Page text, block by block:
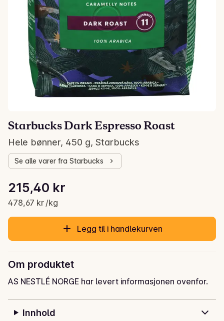
Starbucks Dark Espresso Roast
Hele bønner, 450 g, Starbucks
Se alle varer fra Starbucks
Gjeldende pris er: 215,40 kr
215,40 kr
478,67 kr /kg
Stykkpris: 478,67 kr /kg
Legg til i handlekurven
Om produktet
AS NESTLÉ NORGE har levert informasjonen ovenfor.
Innhold